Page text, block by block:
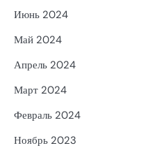
Июнь 2024
Май 2024
Апрель 2024
Март 2024
Февраль 2024
Ноябрь 2023